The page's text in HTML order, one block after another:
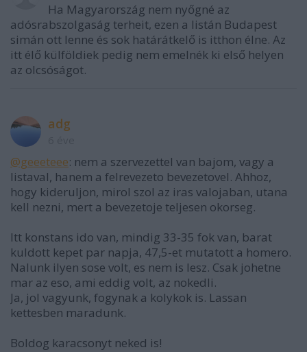
Ha Magyarország nem nyőgné az
adósrabszolgaság terheit, ezen a listán Budapest
simán ott lenne és sok határátkelő is itthon élne. Az
itt élő külföldiek pedig nem emelnék ki első helyen
az olcsóságot.
adg
@geeeteee: nem a szervezettel van bajom, vagy a
listaval, hanem a felrevezeto bevezetovel. Ahhoz,
hogy kideruljon, mirol szol az iras valojaban, utana
kell nezni, mert a bevezetoje teljesen okorseg.
Itt konstans ido van, mindig 33-35 fok van, barat
kuldott kepet par napja, 47,5-et mutatott a homero.
Nalunk ilyen sose volt, es nem is lesz. Csak johetne
mar az eso, ami eddig volt, az nokedli.
Ja, jol vagyunk, fogynak a kolykok is. Lassan
kettesben maradunk.
Boldog karacsonyt neked is!